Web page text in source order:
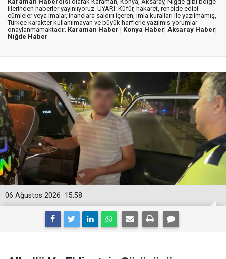
illerinden haberler yayınlıyoruz. UYARI: Küfür, hakaret, rencide edici
cümleler veya imalar, inançlara saldırı içeren, imla kuralları ile yazılmamış,
Türkçe karakter kullanılmayan ve büyük harflerle yazılmış yorumlar
onaylanmamaktadır. Karaman Haber | Konya Haber| Aksaray Haber|
Niğde Haber
15:58
06 Ağustos 2026